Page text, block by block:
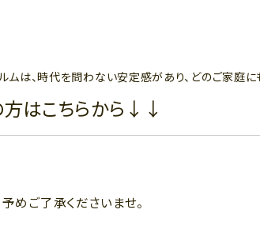
は、時代を問わない安定感があり、どのご家庭に
方はこちらから↓↓
めご了承くださいませ。